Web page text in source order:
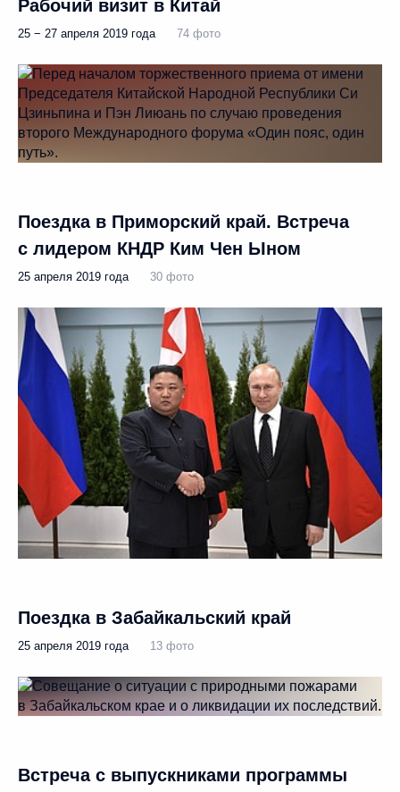
Рабочий визит в Китай
25 − 27 апреля 2019 года 74 фото
Поездка в Приморский край. Встреча
с лидером КНДР Ким Чен Ыном
25 апреля 2019 года 30 фото
Поездка в Забайкальский край
25 апреля 2019 года 13 фото
Встреча с выпускниками программы